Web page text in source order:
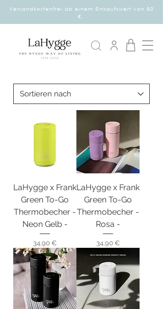
Versandkostenfrei ab einem Einkaufswert von 80
€.
LaHygge x Frank
Green To-Go
Thermobecher -
Neon Gelb -
Preis
34,90 €
LaHygge x Frank
Green To-Go
Thermobecher -
Rosa -
Preis
34,90 €